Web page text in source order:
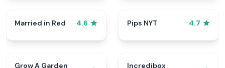
Married in Red 4.6 Pips NYT 4.7
Grow A Garden
Incredibox